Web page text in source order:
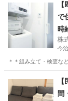
で
時
株
今
＊＊組み立て・検査な
間